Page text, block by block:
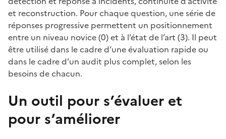
et reconstruction. Pour chaque question, une série de
réponses progressive permettent un positionnement
entre un niveau novice (0) et à l’état de l’art (3). Il peut
être utilisé dans le cadre d’une évaluation rapide ou
dans le cadre d’un audit plus complet, selon les
besoins de chacun.
Un outil pour s’évaluer et
pour s’améliorer